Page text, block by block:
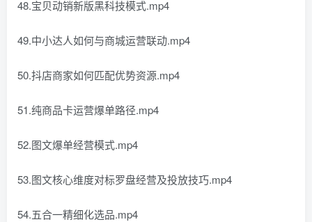
48.宝贝动销新版黑科技模式.mp4
49.中小达人如何与商城运营联动.mp4
50.抖店商家如何匹配优势资源.mp4
51.纯商品卡运营爆单路径.mp4
52.图文爆单经营模式.mp4
53.图文核心维度对标罗盘经营及投放技巧.mp4
54.五合一精细化选品.mp4